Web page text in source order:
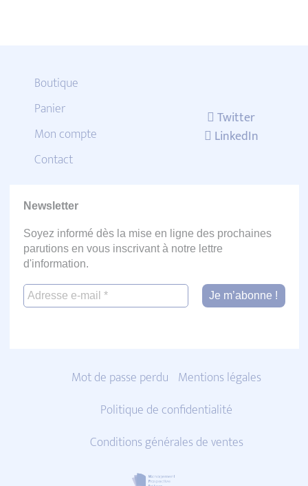
Boutique
Panier
Mon compte
Contact
Twitter
LinkedIn
Newsletter
Soyez informé dès la mise en ligne des prochaines
parutions en vous inscrivant à notre lettre
d'information.
Mot de passe perdu Mentions légales
Politique de confidentialité
Conditions générales de ventes